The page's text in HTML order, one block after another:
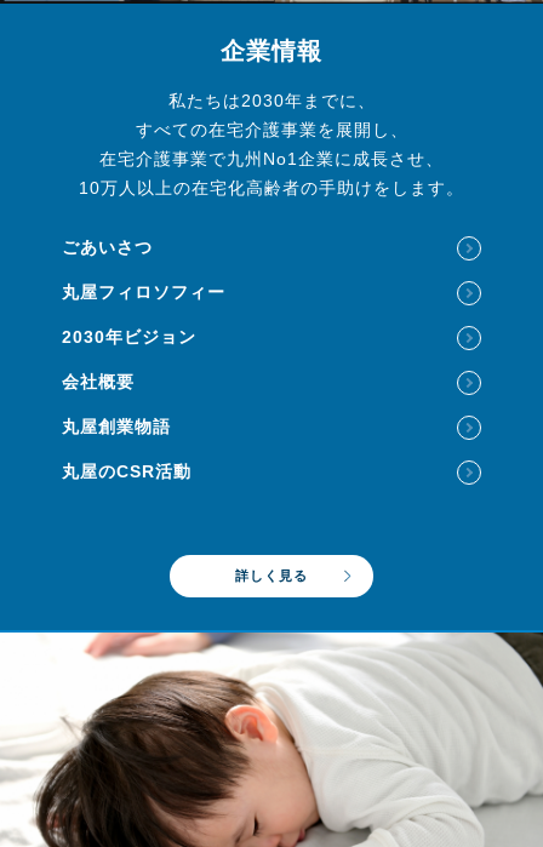
企業情報
私たちは2030年までに、
すべての在宅介護事業を展開し、
在宅介護事業で九州No1企業に成長させ、
10万人以上の在宅化高齢者の手助けをします。
ごあいさつ
丸屋フィロソフィー
2030年ビジョン
会社概要
丸屋創業物語
丸屋のCSR活動
詳しく見る